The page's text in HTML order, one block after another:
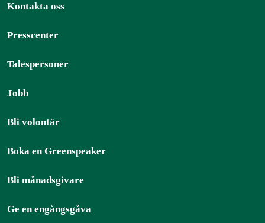
Kontakta oss
Presscenter
Talespersoner
Jobb
Bli volontär
Boka en Greenspeaker
Bli månadsgivare
Ge en engångsgåva